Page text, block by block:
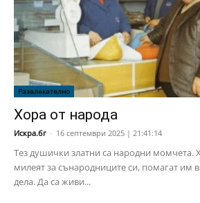
Развлекателно
Хора от народа
Искра.бг - 16 септември 2025 | 21:41:14
Тез душички златни са народни момчета.
милеят за сънародниците си, помагат им
дела. Да са живи...